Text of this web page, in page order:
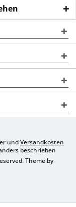
undVersandkosten
beschrieben
Theme by